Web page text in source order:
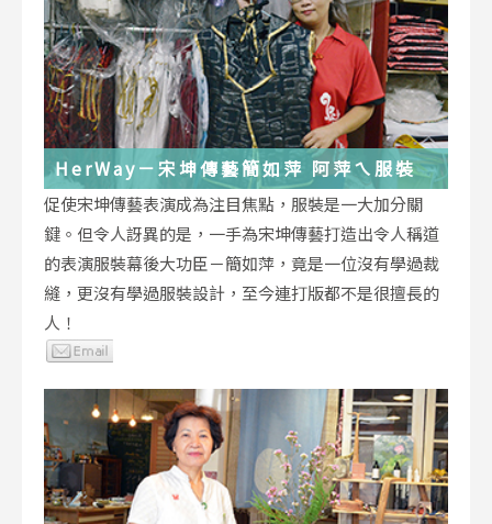
HerWay－宋坤傳藝簡如萍 阿萍ㄟ服裝
促使宋坤傳藝表演成為注目焦點，服裝是一大加分關
鍵。但令人訝異的是，一手為宋坤傳藝打造出令人稱道
的表演服裝幕後大功臣－簡如萍，竟是一位沒有學過裁
縫，更沒有學過服裝設計，至今連打版都不是很擅長的
人！